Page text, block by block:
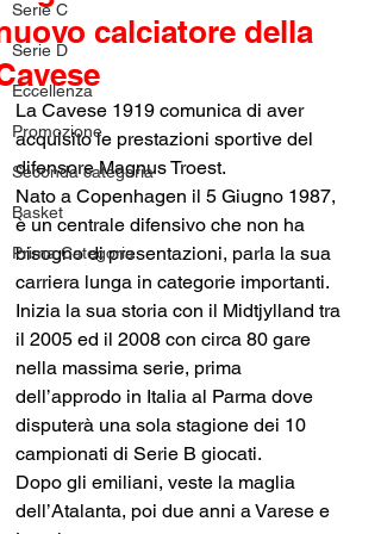
Serie C
Serie D
Eccellenza
Promozione
Seconda categoria
Basket
Prima Categoria
calciatore della
La Cavese 1919 comunica di aver
acquisito le prestazioni sportive del
difensore Magnus Troest.
Nato a Copenhagen il 5 Giugno 1987,
è un centrale difensivo che non ha
bisogno di presentazioni, parla la sua
carriera lunga in categorie importanti.
Inizia la sua storia con il Midtjylland tra
il 2005 ed il 2008 con circa 80 gare
nella massima serie, prima
dell’approdo in Italia al Parma dove
disputerà una sola stagione dei 10
campionati di Serie B giocati.
Dopo gli emiliani, veste la maglia
dell’Atalanta, poi due anni a Varese e